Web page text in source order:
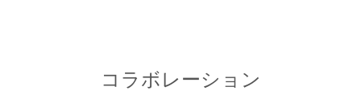
コラボレーション